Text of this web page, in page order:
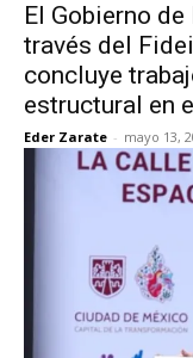
El Gobierno
través del
concluye
estructural en
Eder Zarate - mayo 13,